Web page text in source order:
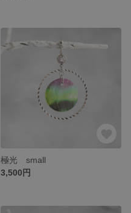
極光 small
3,500円